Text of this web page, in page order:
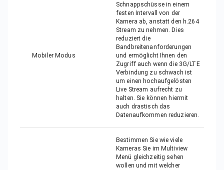
Mobiler Modus
Schnappschüsse in einem
festen Intervall von der
Kamera ab, anstatt den h.264
Stream zu nehmen. Dies
reduziert die
Bandbreitenanforderungen
und ermöglicht Ihnen den
Zugriff auch wenn die 3G/LTE
Verbindung zu schwach ist
um einen hochaufgelösten
Live Stream aufrecht zu
halten. Sie können hiermit
auch drastisch das
Datenaufkommen reduzieren.
Bestimmen Sie wie viele
Kameras Sie im Multiview
Menü gleichzeitig sehen
wollen und mit welcher